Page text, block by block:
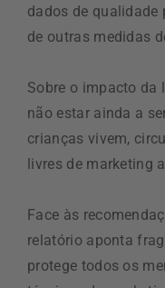
dados de qualidade
de outras medidas
Sobre o impacto da
não estar ainda a
crianças vivem,
livres de marketing
Face às
relatório aponta
protege todos os